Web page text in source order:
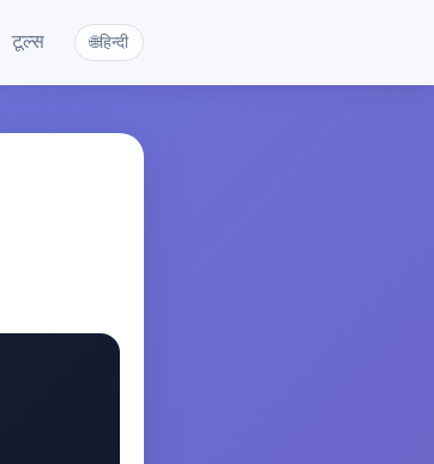
टूल्स 🌐हिन्दी